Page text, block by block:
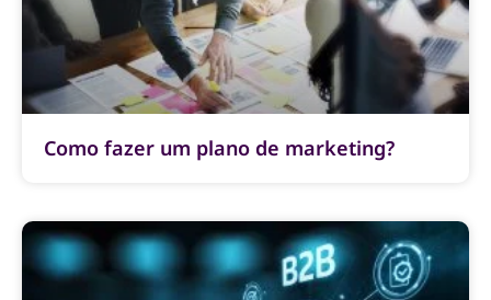
Como fazer um plano de marketing?